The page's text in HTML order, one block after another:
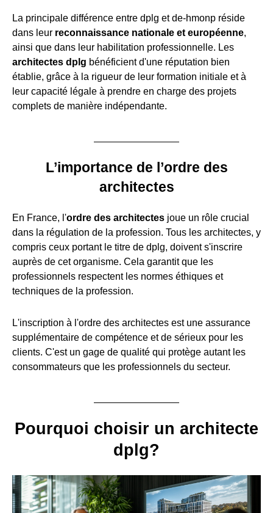
La principale différence entre dplg et de-hmonp réside
dans leur reconnaissance nationale et européenne,
ainsi que dans leur habilitation professionnelle. Les
architectes dplg bénéficient d'une réputation bien
établie, grâce à la rigueur de leur formation initiale et à
leur capacité légale à prendre en charge des projets
complets de manière indépendante.
L’importance de l’ordre des
architectes
En France, l'ordre des architectes joue un rôle crucial
dans la régulation de la profession. Tous les architectes, y
compris ceux portant le titre de dplg, doivent s'inscrire
auprès de cet organisme. Cela garantit que les
professionnels respectent les normes éthiques et
techniques de la profession.
L'inscription à l'ordre des architectes est une assurance
supplémentaire de compétence et de sérieux pour les
clients. C'est un gage de qualité qui protège autant les
consommateurs que les professionnels du secteur.
Pourquoi choisir un architecte
dplg?